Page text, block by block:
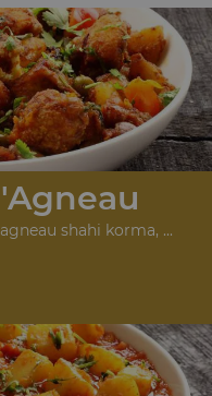
shahi korma, ...